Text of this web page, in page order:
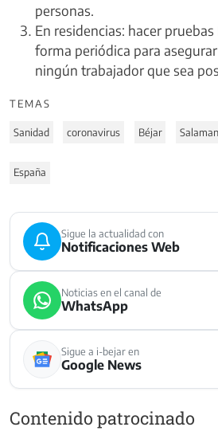
personas.
En residencias: hacer
forma periódica para
ningún trabajador que sea
TEMAS
Sanidad coronavirus Béjar
España
Sigue la actualidad con
Notificaciones Web
Noticias en el canal de
WhatsApp
Sigue a i-bejar en
Google News
Contenido patrocinado